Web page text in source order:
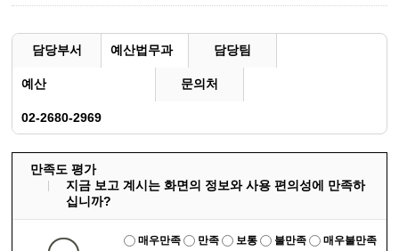
담당부서 예산법무과 담당팀
예산 문의처
02-2680-2969
만족도 평가
지금 보고 계시는 화면의 정보와 사용 편의성에 만족하
십니까?
매우만족 만족 보통 불만족 매우불만족